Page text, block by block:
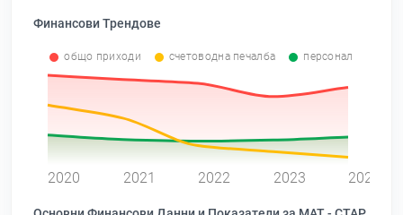
Финансови Трендове
общо приходи счетоводна печалба персонал
2020 2021 2022 2023 2024